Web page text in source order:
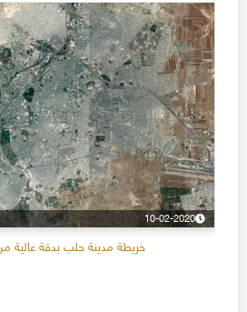
10-02-2020
خريطة مدينة حلب بدقة عالية من Google Earth